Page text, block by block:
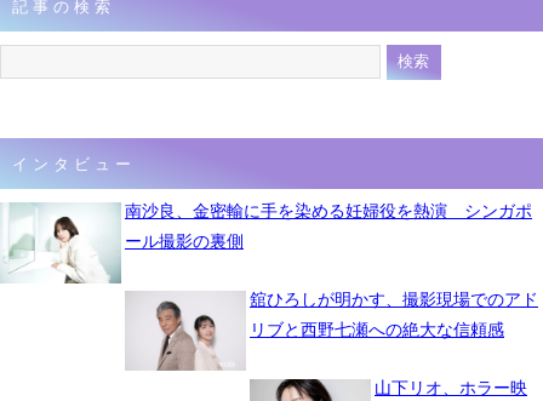
記事の検索
インタビュー
南沙良、金密輸に手を染める妊婦役を熱演 シンガポ
ール撮影の裏側
舘ひろしが明かす、撮影現場でのアド
リブと西野七瀬への絶大な信頼感
山下リオ、ホラー映